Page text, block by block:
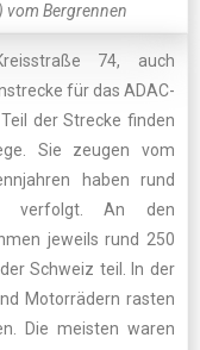
vom Bergrennen
74, auch
für das ADAC-
der Strecke finden
Sie zeugen vom
haben rund
verfolgt. An den
jeweils rund 250
Schweiz teil. In der
Motorrädern rasten
Die meisten waren